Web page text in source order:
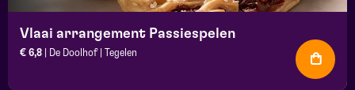
Vlaai arrangement Passiespelen
€ 6,8 | De Doolhof | Tegelen